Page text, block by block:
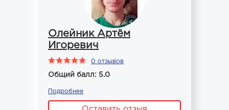
Олейник Артём
Игоревич
0 отзывов
Общий балл: 5.0
Подробнее